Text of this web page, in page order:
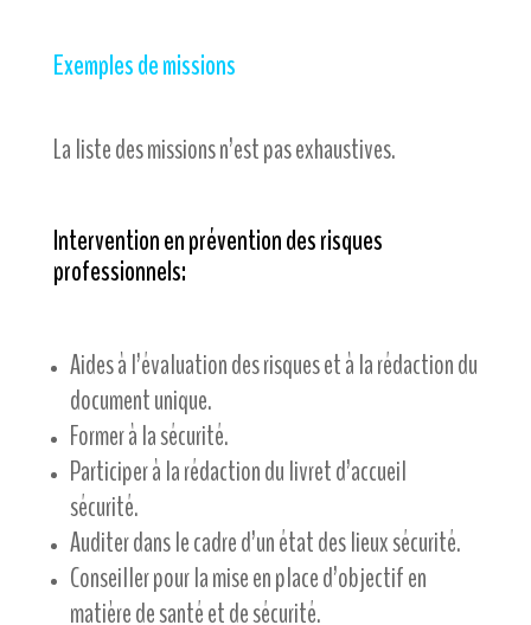
Exemples de missions
La liste des missions n’est pas exhaustives.
Intervention en prévention des risques
professionnels:
Aides à l’évaluation des risques et à la rédaction du
document unique.
Former à la sécurité.
Participer à la rédaction du livret d’accueil
sécurité.
Auditer dans le cadre d’un état des lieux sécurité.
Conseiller pour la mise en place d’objectif en
matière de santé et de sécurité.